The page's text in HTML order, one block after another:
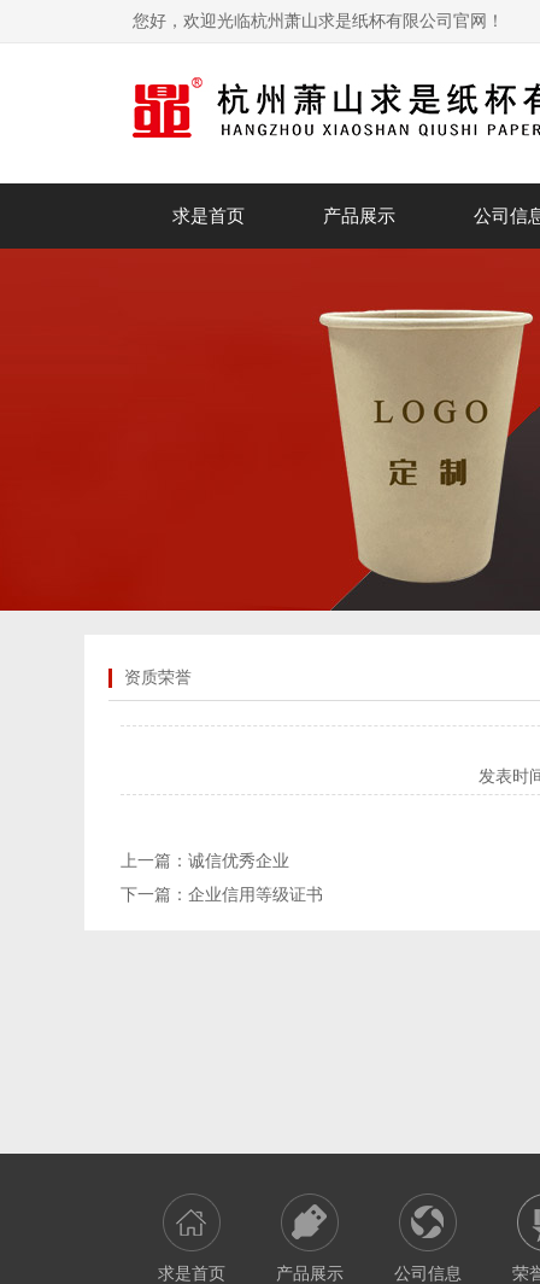
您好，欢迎光临杭州萧山求是纸杯有限公司官网！
求是首页 产品展示 公司信
资质荣誉
发表时
上一篇： 诚信优秀企业
下一篇： 企业信用等级证书
求是首页 产品展示 公司信息 荣